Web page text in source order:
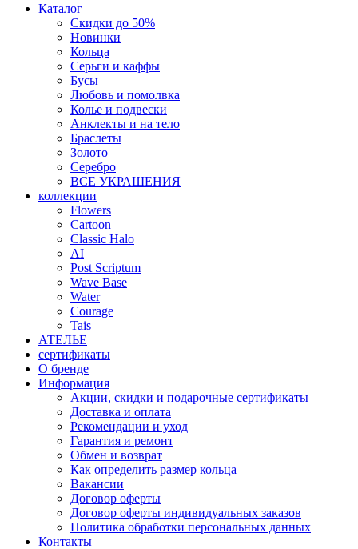
Каталог
Скидки до 50%
Новинки
Кольца
Серьги и каффы
Бусы
Любовь и помолвка
Колье и подвески
Анклекты и на тело
Браслеты
Золото
Серебро
ВСЕ УКРАШЕНИЯ
коллекции
Flowers
Cartoon
Classic Halo
AI
Post Scriptum
Wave Base
Water
Courage
Tais
АТЕЛЬЕ
сертификаты
О бренде
Информация
Акции, скидки и подарочные сертификаты
Доставка и оплата
Рекомендации и уход
Гарантия и ремонт
Обмен и возврат
Как определить размер кольца
Вакансии
Договор оферты
Договор оферты индивидуальных заказов
Политика обработки персональных данных
Контакты